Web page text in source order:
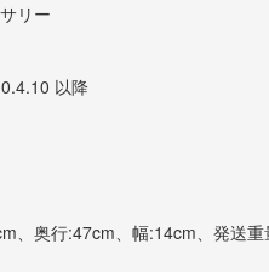
リー
以降
、奥行:47cm、幅:14cm、発送重